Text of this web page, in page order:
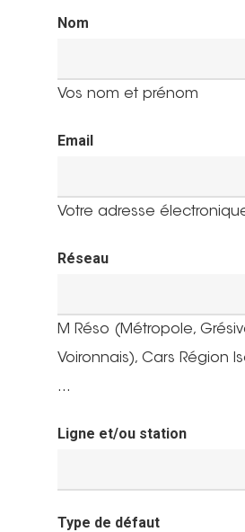
Nom
Vos nom et prénom
Email
Votre adresse
Réseau
M Réso (Métropole,
Voironnais), Cars Région
...
Ligne et/ou station
Type de défaut